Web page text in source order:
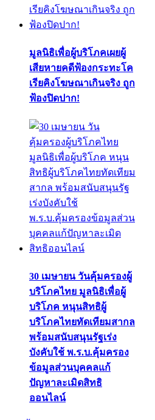
มูลนิธิเพื่อผู้บริโภคเผยผู้
เสียหายคดีฟ้องกระทะโค
เรียคิงโฆษณาเกินจริง ถูก
ฟ้องปิดปาก!
30 เมษายน วันคุ้มครองผู้
บริโภคไทย มูลนิธิเพื่อผู้
บริโภค หนุนสิทธิผู้
บริโภคไทยทัดเทียมสากล
พร้อมสนับสนุนรัฐเร่ง
บังคับใช้ พ.ร.บ.คุ้มครอง
ข้อมูลส่วนบุคคลแก้
ปัญหาละเมิดสิทธิ
ออนไลน์